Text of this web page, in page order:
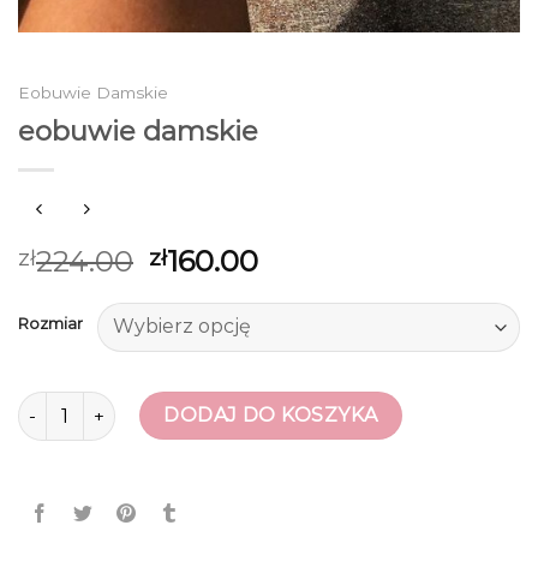
Eobuwie Damskie
eobuwie damskie
zł224.00 zł160.00
Rozmiar
ilość eobuwie damskieDODAJ DO KOSZYKA